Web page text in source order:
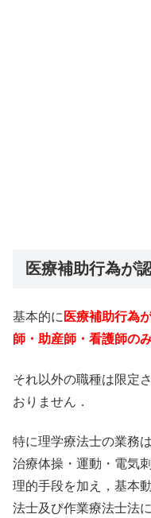
医療補助行為が
基本的に医療補助行為
師・助産師・看護師の
それ以外の職種は限定
おりません．
特に理学療法士の業務
治療体操・運動・電気
理的手段を加え，基本
法士及び作業療法士法